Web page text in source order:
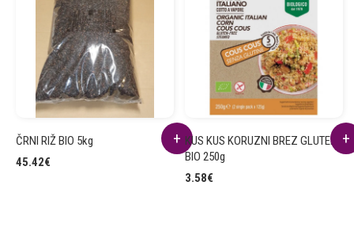
ČRNI RIŽ BIO 5kg
45.42€
KUS KUS KORUZNI BREZ GLUTENA
BIO 250g
3.58€